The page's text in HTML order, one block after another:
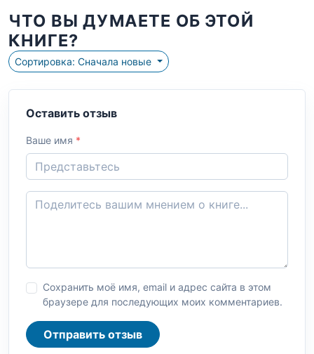
ЧТО ВЫ ДУМАЕТЕ ОБ ЭТОЙ
КНИГЕ?
Сортировка: Сначала новые
Оставить отзыв
Ваше имя *
Сохранить моё имя, email и адрес сайта в этом
браузере для последующих моих комментариев.
Отправить отзыв